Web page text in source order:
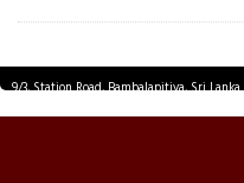
9/3, Station Road, Bambalapitiya, Sri Lanka.